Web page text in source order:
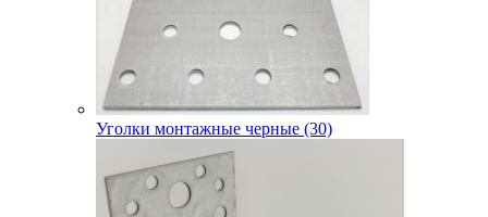
Уголки монтажные черные (30)